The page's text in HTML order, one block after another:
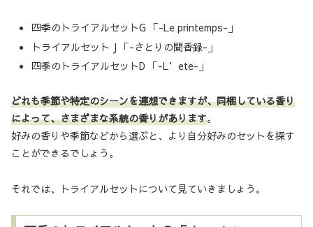
四季のトライアルセットG 「-Le printemps-」
トライアルセット J 「-さとりの聞香録-」
四季のトライアルセットD 「-L’ete-」
どれも季節や特定のシーンを連想できますが、同梱している香り
によって、さまざまな系統の香りがあります。
好みの香りや季節などから選ぶと、より自分好みのセットを探す
ことができるでしょう。
それでは、トライアルセットについて見ていきましょう。